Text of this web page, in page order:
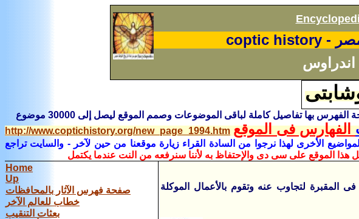
-
coptic history
الفهرس بها تفاصيل كاملة لباقى الموضوعات وصمم الموقع ليصل إلى 30000 موضوع
الفهارس فى الموقع http://www.coptichistory.org/new_page_1994.htm
الأخرى لهذا نرجوا من السادة القراء زيارة موقعنا من حين لآخر - والسايت تراجع
هذا الموقع على سى دى والإحتفاظ به لأننا سنرفعه من النت عندما يكتمل
Home
Up
صفحة فهرس الآثار بالمحافظات
خطاب للعالم الآخر
بعثات التنقيب
المقبرة لتجاوب عنه وتقوم بالأعمال الموكلة